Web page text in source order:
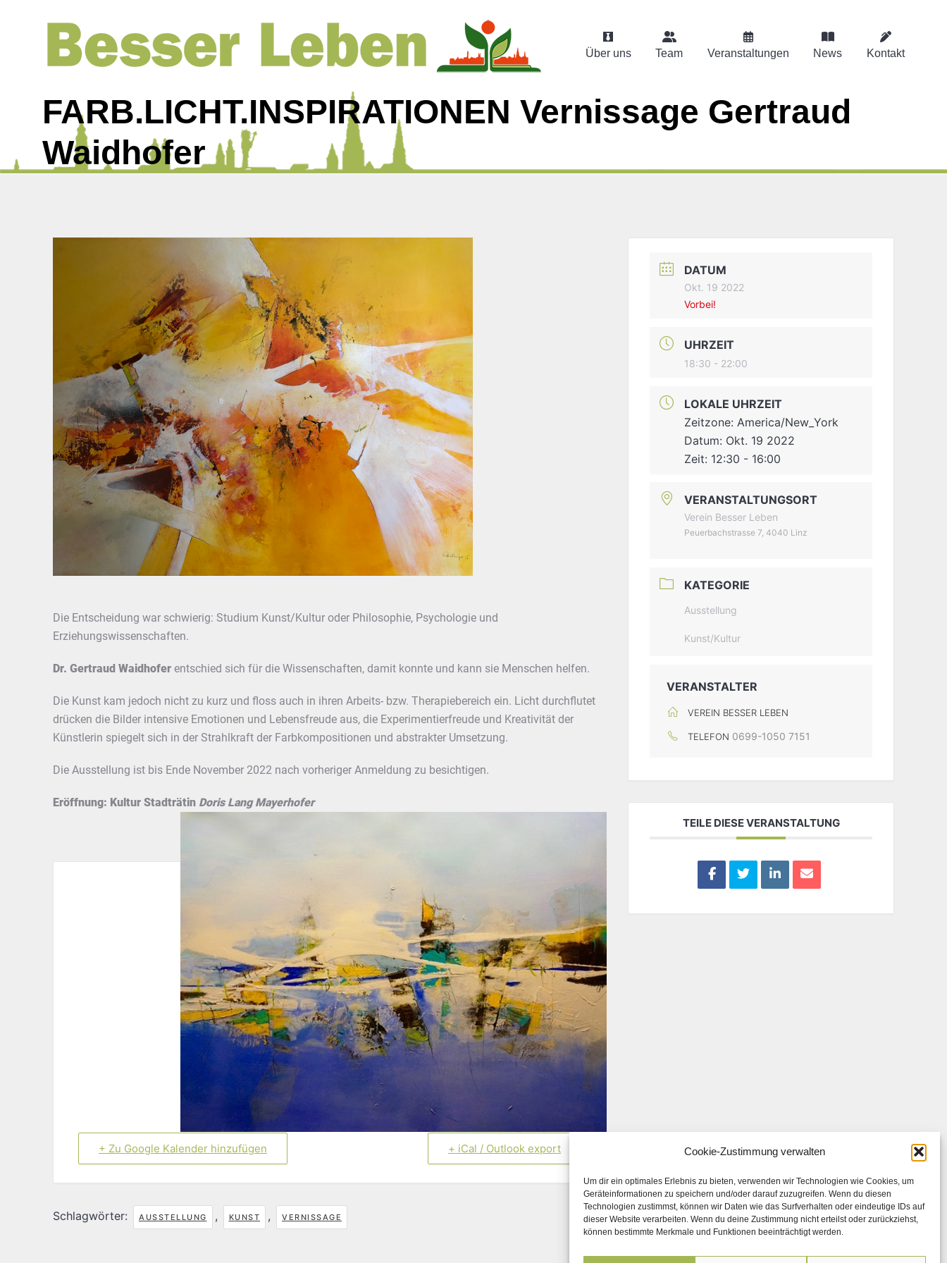
Cookie-Zustimmung verwalten
Um dir ein optimales Erlebnis zu bieten, verwenden wir Technologien wie Cookies, um
Geräteinformationen zu speichern und/oder darauf zuzugreifen. Wenn du diesen
Technologien zustimmst, können wir Daten wie das Surfverhalten oder eindeutige IDs auf
dieser Website verarbeiten. Wenn du deine Zustimmung nicht erteilst oder zurückziehst,
können bestimmte Merkmale und Funktionen beeinträchtigt werden.
Über uns Team Veranstaltungen News Kontakt
FARB.LICHT.INSPIRATIONEN Vernissage Gertraud
Waidhofer
Die Entscheidung war schwierig: Studium Kunst/Kultur oder Philosophie, Psychologie und
Erziehungswissenschaften.
Dr. Gertraud Waidhofer entschied sich für die Wissenschaften, damit konnte und kann sie Menschen helfen.
Die Kunst kam jedoch nicht zu kurz und floss auch in ihren Arbeits- bzw. Therapiebereich ein. Licht durchflutet
drücken die Bilder intensive Emotionen und Lebensfreude aus, die Experimentierfreude und Kreativität der
Künstlerin spiegelt sich in der Strahlkraft der Farbkompositionen und abstrakter Umsetzung.
Die Ausstellung ist bis Ende November 2022 nach vorheriger Anmeldung zu besichtigen.
Eröffnung: Kultur Stadträtin Doris Lang Mayerhofer
+ Zu Google Kalender hinzufügen + iCal / Outlook export
Schlagwörter: AUSSTELLUNG , KUNST , VERNISSAGE
DATUM
Okt. 19 2022
Vorbei!
UHRZEIT
18:30 - 22:00
LOKALE UHRZEIT
Zeitzone: America/New_York
Datum: Okt. 19 2022
Zeit: 12:30 - 16:00
VERANSTALTUNGSORT
Verein Besser Leben
Peuerbachstrasse 7, 4040 Linz
KATEGORIE
Ausstellung
Kunst/Kultur
VERANSTALTER
VEREIN BESSER LEBEN
TELEFON 0699-1050 7151
TEILE DIESE VERANSTALTUNG